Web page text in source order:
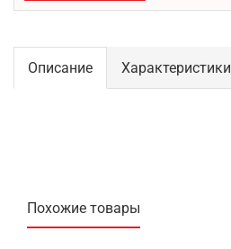
Описание Характеристики
Похожие товары